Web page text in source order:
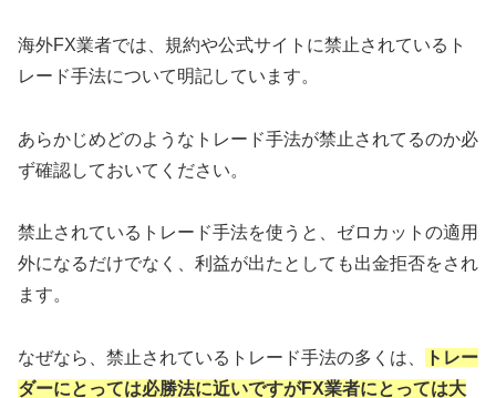
海外FX業者では、規約や公式サイトに禁止されているト
レード手法について明記しています。
あらかじめどのようなトレード手法が禁止されてるのか必
ず確認しておいてください。
禁止されているトレード手法を使うと、ゼロカットの適用
外になるだけでなく、利益が出たとしても出金拒否をされ
ます。
なぜなら、禁止されているトレード手法の多くは、
トレー
ダーにとっては必勝法に近いですがFX業者にとっては大